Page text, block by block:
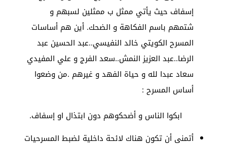
إسفاف حيث يأتي ممثل ب ممثلين لسبهم و
شتمهم باسم الفكاهة و الضحك. أين هم أساسات
المسرح الكويتي خالد النفيسي..عبد الحسين عبد
الرضا..عبد العزيز النمش..سعد الفرج و علي المفيدي
سعاد عبدا لله و حياة الفهد و غيرهم .من وضعوا
أساس المسرح :
ابكوا الناس و أضحكوهم دون ابتذال او إسفاف.
أتمنى أن تكون هناك لائحة داخلية لضبط المسرحيات